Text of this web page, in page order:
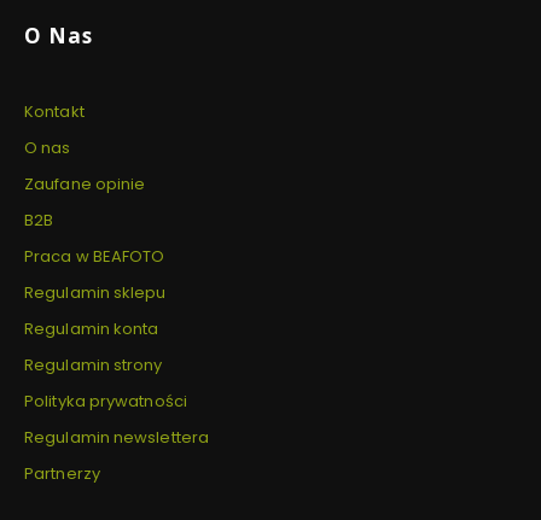
O Nas
Kontakt
O nas
Zaufane opinie
B2B
Praca w BEAFOTO
Regulamin sklepu
Regulamin konta
Regulamin strony
Polityka prywatności
Regulamin newslettera
Partnerzy